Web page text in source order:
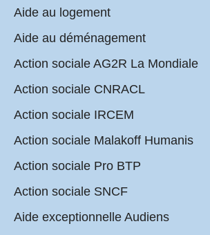
Aide au logement
Aide au déménagement
Action sociale AG2R La Mondiale
Action sociale CNRACL
Action sociale IRCEM
Action sociale Malakoff Humanis
Action sociale Pro BTP
Action sociale SNCF
Aide exceptionnelle Audiens